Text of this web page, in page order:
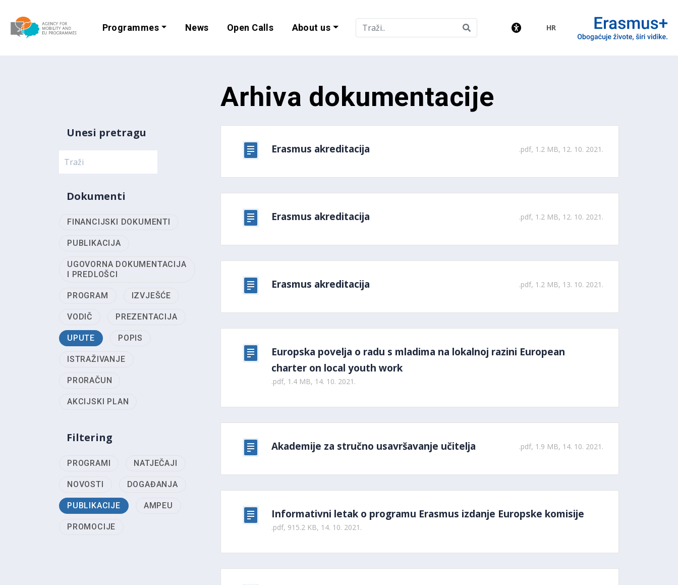
Programmes News Open Calls About us HR
Unesi pretragu
Dokumenti
FINANCIJSKI DOKUMENTI
PUBLIKACIJA
UGOVORNA DOKUMENTACIJA
I PREDLOŠCI
PROGRAM IZVJEŠĆE
VODIČ PREZENTACIJA
UPUTE POPIS
ISTRAŽIVANJE
PRORAČUN
AKCIJSKI PLAN
Filtering
PROGRAMI NATJEČAJI
NOVOSTI DOGAĐANJA
PUBLIKACIJE AMPEU
PROMOCIJE
Arhiva dokumentacije
Erasmus akreditacija .pdf, 1.2 MB, 12. 10. 2021.
Erasmus akreditacija .pdf, 1.2 MB, 12. 10. 2021.
Erasmus akreditacija .pdf, 1.2 MB, 13. 10. 2021.
Europska povelja o radu s mladima na lokalnoj razini European
charter on local youth work
.pdf, 1.4 MB, 14. 10. 2021.
Akademije za stručno usavršavanje učitelja .pdf, 1.9 MB, 14. 10. 2021.
Informativni letak o programu Erasmus izdanje Europske komisije
.pdf, 915.2 KB, 14. 10. 2021.